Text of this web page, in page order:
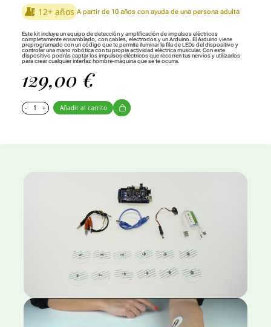
12+ años A partir de 10 años con ayuda de una persona adulta
Este kit incluye un equipo de detección y amplificación de impulsos eléctricos
completamente ensamblado, con cables, electrodos y un Arduino. El Arduino viene
preprogramado con un código que te permite iluminar la fila de LEDs del dispositivo y
controlar una mano robótica con tu propia actividad eléctrica muscular. Con este
dispositivo podrás captar los impulsos eléctricos que recorren tus nervios y utilizarlos
para crear cualquier interfaz hombre-máquina que se te ocurra.
129,00 €
- + Añadir al carrito